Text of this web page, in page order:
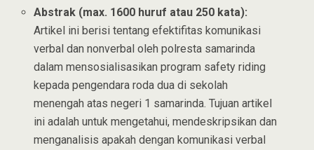
Abstrak (max. 1600 huruf atau 250 kata):
Artikel ini berisi tentang efektifitas komunikasi
verbal dan nonverbal oleh polresta samarinda
dalam mensosialisasikan program safety riding
kepada pengendara roda dua di sekolah
menengah atas negeri 1 samarinda. Tujuan artikel
ini adalah untuk mengetahui, mendeskripsikan dan
menganalisis apakah dengan komunikasi verbal